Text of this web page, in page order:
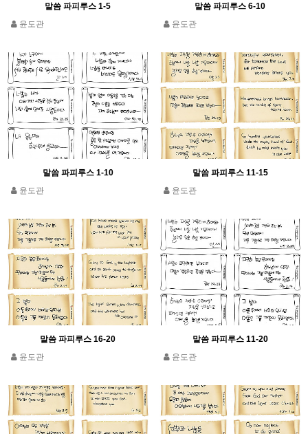
말씀 파피루스 1-5
윤도관
말씀 파피루스 6-10
윤도관
말씀 파피루스 1-10
윤도관
말씀 파피루스 11-15
윤도관
말씀 파피루스 16-20
윤도관
말씀 파피루스 11-20
윤도관